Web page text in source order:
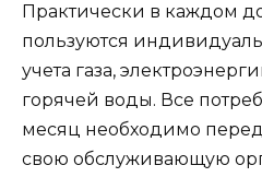
Практически в каждом
пользуются
учета газа,
горячей воды. Все
месяц необходимо
свою обслуживающую